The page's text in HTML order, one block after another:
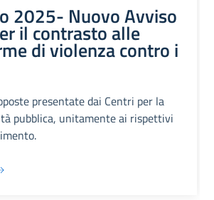
2025- Nuovo Avviso
il contrasto alle
di violenza contro i
presentate dai Centri per la
pubblica, unitamente ai rispettivi